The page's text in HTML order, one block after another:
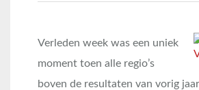
Verleden week was een uniek
moment toen alle regio’s
boven de resultaten van vorig